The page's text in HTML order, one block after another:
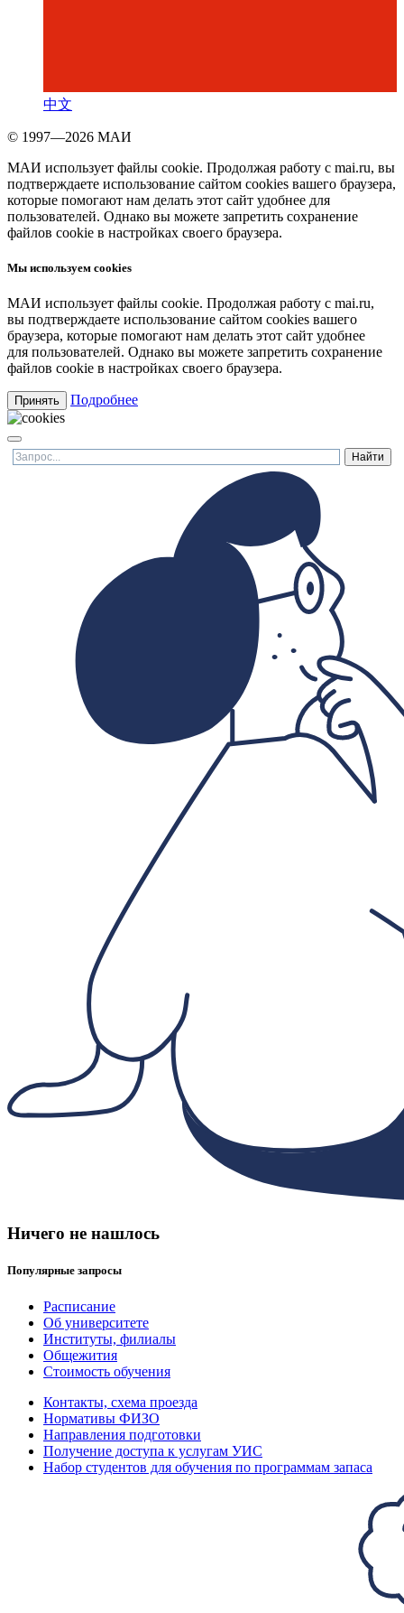
中文
© 1997—2026 МАИ
МАИ использует файлы cookie. Продолжая работу с mai.ru, вы
подтверждаете использование сайтом cookies вашего браузера,
которые помогают нам делать этот сайт удобнее для
пользователей. Однако вы можете запретить сохранение
файлов cookie в настройках своего браузера.
Мы используем cookies
МАИ использует файлы cookie. Продолжая работу с mai.ru,
вы подтверждаете использование сайтом cookies вашего
браузера, которые помогают нам делать этот сайт удобнее
для пользователей. Однако вы можете запретить сохранение
файлов cookie в настройках своего браузера.
Принять Подробнее
Ничего не нашлось
Популярные запросы
Расписание
Об университете
Институты, филиалы
Общежития
Стоимость обучения
Контакты, схема проезда
Нормативы ФИЗО
Направления подготовки
Получение доступа к услугам УИС
Набор студентов для обучения по программам запаса